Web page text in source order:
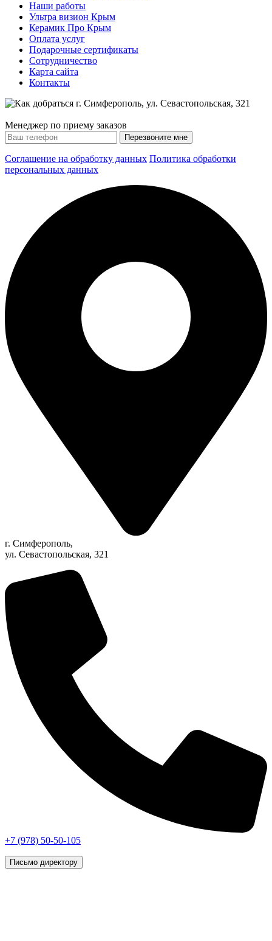
Наши работы
Ультра визион Крым
Керамик Про Крым
Оплата услуг
Подарочные сертификаты
Сотрудничество
Карта сайта
Контакты
Менеджер по приему заказов
Соглашение на обработку данных Политика обработки
персональных данных
г. Симферополь,
ул. Севастопольская, 321
+7 (978) 50-50-105
Письмо директору